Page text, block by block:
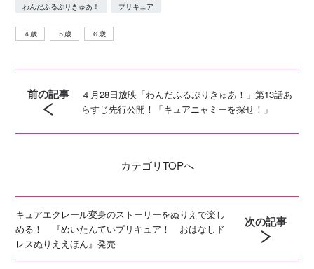
わんだふるぷりきゅあ！ プリキュア
４歳 ５歳 ６歳
前の記事
４月28日放映「わんだふるぷりきゅあ！」第13話あ
らすじ先行公開！「キュアニャミーを探せ！」
カテゴリTOPへ
キュアエクレール変身のストーリーをぬりえで楽し
める！ 『めいたんていプリキュア！ おはなしド
レスぬりええほん』発売
次の記事